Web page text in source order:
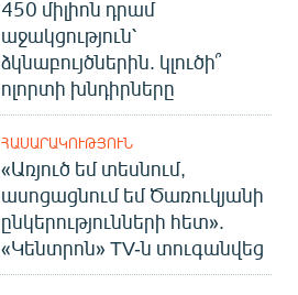
450 միլիոն դրամ
աջակցություն՝
ձկնաբույծներին. կլուծի՞
ոլորտի խնդիրները
ՀԱՍԱՐԱԿՈՒԹՅՈՒՆ
«Առյուծ եմ տեսնում,
ասոցացնում եմ Ծառուկյանի
ընկերությունների հետ».
«Կենտրոն» TV-ն տուգանվեց